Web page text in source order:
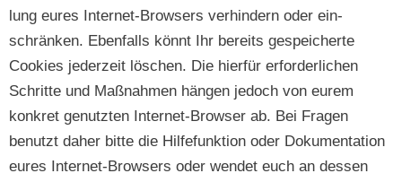
lung eures Inter­net-Browsers ver­hin­dern oder ein­
schränken. Eben­falls kön­nt Ihr bere­its gespe­icherte
Cook­ies jed­erzeit löschen. Die hier­für erforder­lichen
Schritte und Maß­nah­men hän­gen jedoch von eurem
konkret genutzten Inter­net-Brows­er ab. Bei Fra­gen
benutzt daher bitte die Hil­fe­funk­tion oder Doku­men­ta­tion
eures Inter­net-Browsers oder wen­det euch an dessen